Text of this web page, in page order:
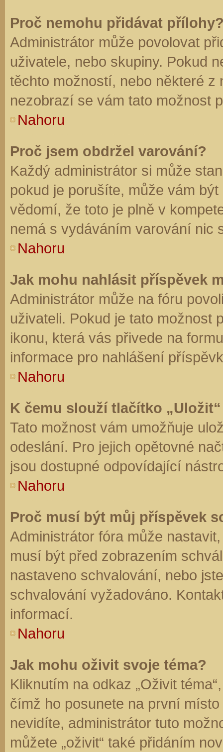
Proč nemohu přidávat
Administrátor může povolovat
uživatele, nebo skupiny. Pokud
těchto možností, nebo některé z
nezobrazí se vám tato možnost
Nahoru
Proč jsem obdržel varování?
Každý administrátor si může
pokud je porušíte, může vám
vědomí, že toto je plně v
nemá s vydáváním varování nic
Nahoru
Jak mohu nahlásit příspěvek
Administrátor může na fóru
uživateli. Pokud je tato možnost
ikonu, která vás přivede na
informace pro nahlášení
Nahoru
K čemu slouží tlačítko
Tato možnost vám umožňuje
odeslání. Pro jejich opětovné
jsou dostupné odpovídající
Nahoru
Proč musí být můj příspěvek
Administrátor fóra může
musí být před zobrazením
nastaveno schvalování, nebo
schvalování vyžadováno.
informací.
Nahoru
Jak mohu oživit svoje téma?
Kliknutím na odkaz „Oživit
čímž ho posunete na první
nevidíte, administrátor tuto
můžete „oživit“ také přidáním